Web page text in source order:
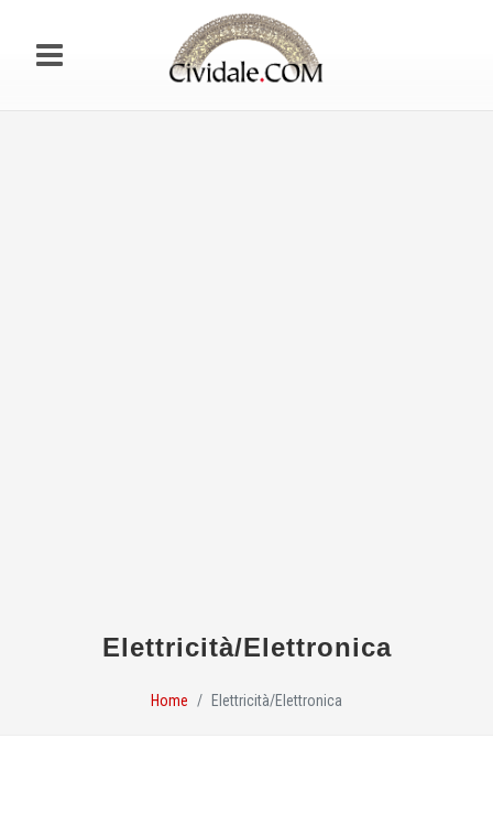
Elettricità/Elettronica
Home Elettricità/Elettronica